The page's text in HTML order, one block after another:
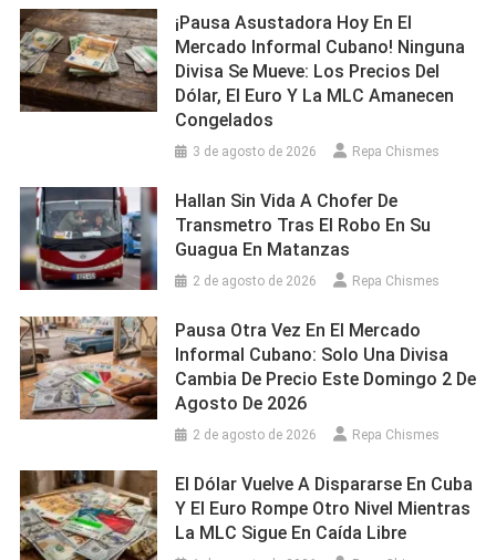
¡Pausa Asustadora Hoy En El
Mercado Informal Cubano! Ninguna
Divisa Se Mueve: Los Precios Del
Dólar, El Euro Y La MLC Amanecen
Congelados
3 de agosto de 2026 Repa Chismes
Hallan Sin Vida A Chofer De
Transmetro Tras El Robo En Su
Guagua En Matanzas
2 de agosto de 2026 Repa Chismes
Pausa Otra Vez En El Mercado
Informal Cubano: Solo Una Divisa
Cambia De Precio Este Domingo 2 De
Agosto De 2026
2 de agosto de 2026 Repa Chismes
El Dólar Vuelve A Dispararse En Cuba
Y El Euro Rompe Otro Nivel Mientras
La MLC Sigue En Caída Libre